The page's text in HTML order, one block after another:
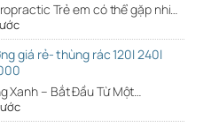
Trẻ em có thể gặp nhi…
giá rẻ- thùng rác 120l 240l
Xanh – Bắt Đầu Từ Một…